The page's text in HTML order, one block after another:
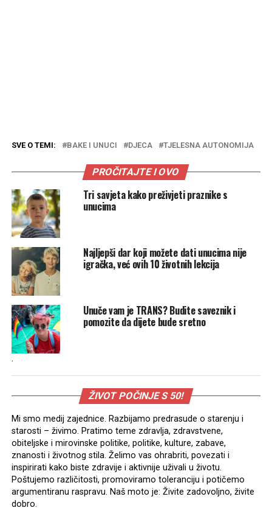
SVE O TEMI: BAKE I UNUCI DJECA TJELESNA AUTONOMIJA
PROČITAJTE I OVO
Tri savjeta kako preživjeti praznike s
unucima
Najljepši dar koji možete dati unucima nije
igračka, već ovih 10 životnih lekcija
Unuče vam je TRANS? Budite saveznik i
pomozite da dijete bude sretno
.
ŽIVOT POČINJE S 50!
Mi smo medij zajednice. Razbijamo predrasude o starenju i
starosti – živimo. Pratimo teme zdravlja, zdravstvene,
obiteljske i mirovinske politike, politike, kulture, zabave,
znanosti i životnog stila. Želimo vas ohrabriti, povezati i
inspirirati kako biste zdravije i aktivnije uživali u životu.
Poštujemo različitosti, promoviramo toleranciju i potičemo
argumentiranu raspravu. Naš moto je: Živite zadovoljno, živite
dobro.